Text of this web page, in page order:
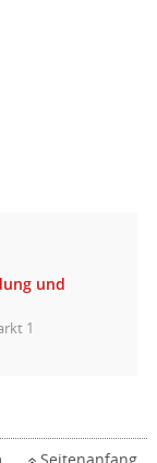
und
1